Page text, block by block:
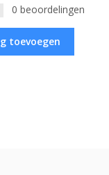
0 beoordelingen
toevoegen